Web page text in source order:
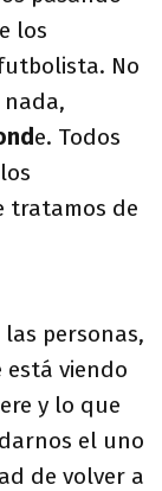
los
No
e. Todos
tratamos de
las personas,
está viendo
y lo que
el uno
de volver a